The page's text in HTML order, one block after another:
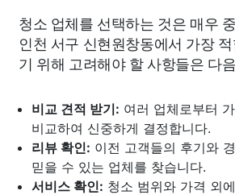
청소 업체를 선택하는 것은 매우
인천 서구 신현원창동에서 가장
기 위해 고려해야 할 사항들은 다
비교 견적 받기: 여러 업체로부터
비교하여 신중하게 결정합니다.
리뷰 확인: 이전 고객들의 후기와
믿을 수 있는 업체를 찾습니다.
서비스 확인: 청소 범위와 가격 외